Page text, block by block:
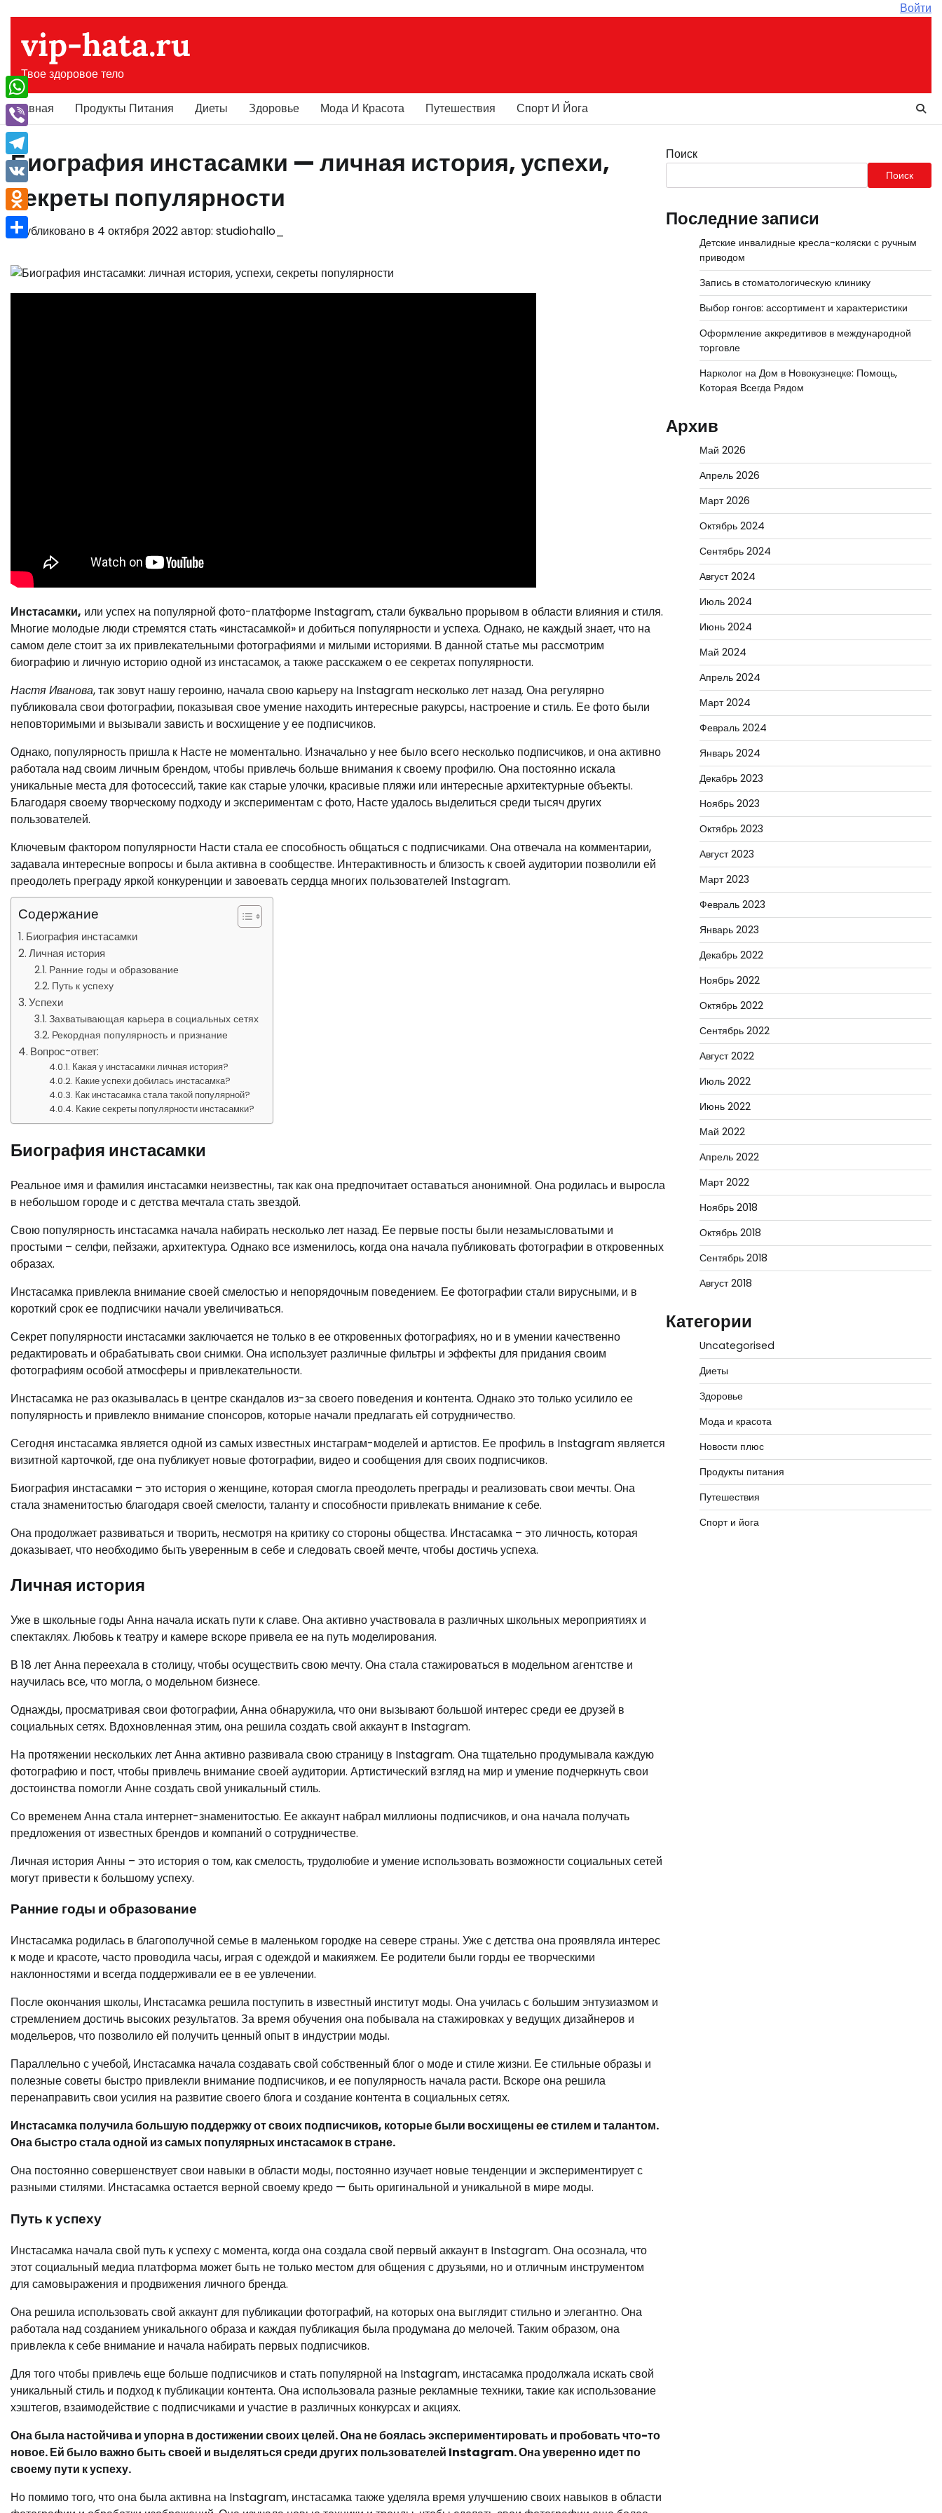
содержимому
Войти
vip-hata.ru
Твое здоровое тело
Главная Продукты Питания Диеты Здоровье Мода И Красота Путешествия Спорт И Йога
Биография инстасамки — личная история, успехи,
секреты популярности
Опубликовано в 4 октября 2022автор: studiohallo_
Инстасамки, или успех на популярной фото-платформе Instagram, стали буквально прорывом в области влияния и стиля.
Многие молодые люди стремятся стать «инстасамкой» и добиться популярности и успеха. Однако, не каждый знает, что на
самом деле стоит за их привлекательными фотографиями и милыми историями. В данной статье мы рассмотрим
биографию и личную историю одной из инстасамок, а также расскажем о ее секретах популярности.
Настя Иванова, так зовут нашу героиню, начала свою карьеру на Instagram несколько лет назад. Она регулярно
публиковала свои фотографии, показывая свое умение находить интересные ракурсы, настроение и стиль. Ее фото были
неповторимыми и вызывали зависть и восхищение у ее подписчиков.
Однако, популярность пришла к Насте не моментально. Изначально у нее было всего несколько подписчиков, и она активно
работала над своим личным брендом, чтобы привлечь больше внимания к своему профилю. Она постоянно искала
уникальные места для фотосессий, такие как старые улочки, красивые пляжи или интересные архитектурные объекты.
Благодаря своему творческому подходу и экспериментам с фото, Насте удалось выделиться среди тысяч других
пользователей.
Ключевым фактором популярности Насти стала ее способность общаться с подписчиками. Она отвечала на комментарии,
задавала интересные вопросы и была активна в сообществе. Интерактивность и близость к своей аудитории позволили ей
преодолеть преграду яркой конкуренции и завоевать сердца многих пользователей Instagram.
Содержание
Биография инстасамки
Личная история
Ранние годы и образование
Путь к успеху
Успехи
Захватывающая карьера в социальных сетях
Рекордная популярность и признание
Вопрос-ответ:
Какая у инстасамки личная история?
Какие успехи добилась инстасамка?
Как инстасамка стала такой популярной?
Какие секреты популярности инстасамки?
Биография инстасамки
Реальное имя и фамилия инстасамки неизвестны, так как она предпочитает оставаться анонимной. Она родилась и выросла
в небольшом городе и с детства мечтала стать звездой.
Свою популярность инстасамка начала набирать несколько лет назад. Ее первые посты были незамысловатыми и
простыми – селфи, пейзажи, архитектура. Однако все изменилось, когда она начала публиковать фотографии в откровенных
образах.
Инстасамка привлекла внимание своей смелостью и непорядочным поведением. Ее фотографии стали вирусными, и в
короткий срок ее подписчики начали увеличиваться.
Секрет популярности инстасамки заключается не только в ее откровенных фотографиях, но и в умении качественно
редактировать и обрабатывать свои снимки. Она использует различные фильтры и эффекты для придания своим
фотографиям особой атмосферы и привлекательности.
Инстасамка не раз оказывалась в центре скандалов из-за своего поведения и контента. Однако это только усилило ее
популярность и привлекло внимание спонсоров, которые начали предлагать ей сотрудничество.
Сегодня инстасамка является одной из самых известных инстаграм-моделей и артистов. Ее профиль в Instagram является
визитной карточкой, где она публикует новые фотографии, видео и сообщения для своих подписчиков.
Биография инстасамки – это история о женщине, которая смогла преодолеть преграды и реализовать свои мечты. Она
стала знаменитостью благодаря своей смелости, таланту и способности привлекать внимание к себе.
Она продолжает развиваться и творить, несмотря на критику со стороны общества. Инстасамка – это личность, которая
доказывает, что необходимо быть уверенным в себе и следовать своей мечте, чтобы достичь успеха.
Личная история
Уже в школьные годы Анна начала искать пути к славе. Она активно участвовала в различных школьных мероприятиях и
спектаклях. Любовь к театру и камере вскоре привела ее на путь моделирования.
В 18 лет Анна переехала в столицу, чтобы осуществить свою мечту. Она стала стажироваться в модельном агентстве и
научилась все, что могла, о модельном бизнесе.
Однажды, просматривая свои фотографии, Анна обнаружила, что они вызывают большой интерес среди ее друзей в
социальных сетях. Вдохновленная этим, она решила создать свой аккаунт в Instagram.
На протяжении нескольких лет Анна активно развивала свою страницу в Instagram. Она тщательно продумывала каждую
фотографию и пост, чтобы привлечь внимание своей аудитории. Артистический взгляд на мир и умение подчеркнуть свои
достоинства помогли Анне создать свой уникальный стиль.
Со временем Анна стала интернет-знаменитостью. Ее аккаунт набрал миллионы подписчиков, и она начала получать
предложения от известных брендов и компаний о сотрудничестве.
Личная история Анны – это история о том, как смелость, трудолюбие и умение использовать возможности социальных сетей
могут привести к большому успеху.
Ранние годы и образование
Инстасамка родилась в благополучной семье в маленьком городке на севере страны. Уже с детства она проявляла интерес
к моде и красоте, часто проводила часы, играя с одеждой и макияжем. Ее родители были горды ее творческими
наклонностями и всегда поддерживали ее в ее увлечении.
После окончания школы, Инстасамка решила поступить в известный институт моды. Она училась с большим энтузиазмом и
стремлением достичь высоких результатов. За время обучения она побывала на стажировках у ведущих дизайнеров и
модельеров, что позволило ей получить ценный опыт в индустрии моды.
Параллельно с учебой, Инстасамка начала создавать свой собственный блог о моде и стиле жизни. Ее стильные образы и
полезные советы быстро привлекли внимание подписчиков, и ее популярность начала расти. Вскоре она решила
перенаправить свои усилия на развитие своего блога и создание контента в социальных сетях.
Инстасамка получила большую поддержку от своих подписчиков, которые были восхищены ее стилем и талантом.
Она быстро стала одной из самых популярных инстасамок в стране.
Она постоянно совершенствует свои навыки в области моды, постоянно изучает новые тенденции и экспериментирует с
разными стилями. Инстасамка остается верной своему кредо — быть оригинальной и уникальной в мире моды.
Путь к успеху
Инстасамка начала свой путь к успеху с момента, когда она создала свой первый аккаунт в Instagram. Она осознала, что
этот социальный медиа платформа может быть не только местом для общения с друзьями, но и отличным инструментом
для самовыражения и продвижения личного бренда.
Она решила использовать свой аккаунт для публикации фотографий, на которых она выглядит стильно и элегантно. Она
работала над созданием уникального образа и каждая публикация была продумана до мелочей. Таким образом, она
привлекла к себе внимание и начала набирать первых подписчиков.
Для того чтобы привлечь еще больше подписчиков и стать популярной на Instagram, инстасамка продолжала искать свой
уникальный стиль и подход к публикации контента. Она использовала разные рекламные техники, такие как использование
хэштегов, взаимодействие с подписчиками и участие в различных конкурсах и акциях.
Она была настойчива и упорна в достижении своих целей. Она не боялась экспериментировать и пробовать что-то
новое. Ей было важно быть своей и выделяться среди других пользователей Instagram. Она уверенно идет по
своему пути к успеху.
Но помимо того, что она была активна на Instagram, инстасамка также уделяла время улучшению своих навыков в области
Поиск
Поиск
Последние записи
Детские инвалидные кресла-коляски с ручным
приводом
Запись в стоматологическую клинику
Выбор гонгов: ассортимент и характеристики
Оформление аккредитивов в международной
торговле
Нарколог на Дом в Новокузнецке: Помощь,
Которая Всегда Рядом
Архив
Май 2026
Апрель 2026
Март 2026
Октябрь 2024
Сентябрь 2024
Август 2024
Июль 2024
Июнь 2024
Май 2024
Апрель 2024
Март 2024
Февраль 2024
Январь 2024
Декабрь 2023
Ноябрь 2023
Октябрь 2023
Август 2023
Март 2023
Февраль 2023
Январь 2023
Декабрь 2022
Ноябрь 2022
Октябрь 2022
Сентябрь 2022
Август 2022
Июль 2022
Июнь 2022
Май 2022
Апрель 2022
Март 2022
Ноябрь 2018
Октябрь 2018
Сентябрь 2018
Август 2018
Категории
Uncategorised
Диеты
Здоровье
Мода и красота
Новости плюс
Продукты питания
Путешествия
Спорт и йога
WhatsApp
Viber
Telegram
VK
Odnoklassniki